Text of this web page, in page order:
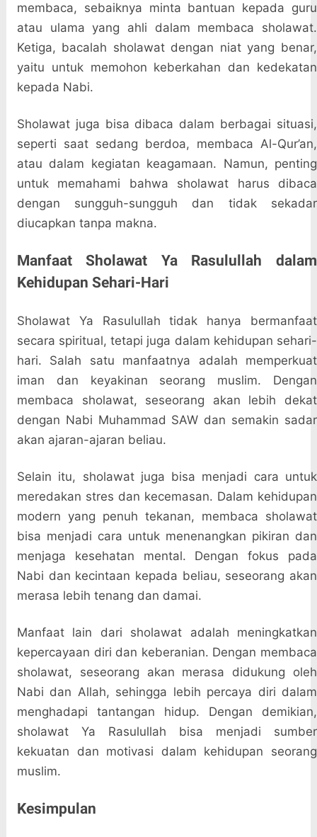
membaca, sebaiknya minta bantuan kepada guru
atau ulama yang ahli dalam membaca sholawat.
Ketiga, bacalah sholawat dengan niat yang benar,
yaitu untuk memohon keberkahan dan kedekatan
kepada Nabi.
Sholawat juga bisa dibaca dalam berbagai situasi,
seperti saat sedang berdoa, membaca Al-Qur’an,
atau dalam kegiatan keagamaan. Namun, penting
untuk memahami bahwa sholawat harus dibaca
dengan sungguh-sungguh dan tidak sekadar
diucapkan tanpa makna.
Manfaat Sholawat Ya Rasulullah dalam
Kehidupan Sehari-Hari
Sholawat Ya Rasulullah tidak hanya bermanfaat
secara spiritual, tetapi juga dalam kehidupan sehari-
hari. Salah satu manfaatnya adalah memperkuat
iman dan keyakinan seorang muslim. Dengan
membaca sholawat, seseorang akan lebih dekat
dengan Nabi Muhammad SAW dan semakin sadar
akan ajaran-ajaran beliau.
Selain itu, sholawat juga bisa menjadi cara untuk
meredakan stres dan kecemasan. Dalam kehidupan
modern yang penuh tekanan, membaca sholawat
bisa menjadi cara untuk menenangkan pikiran dan
menjaga kesehatan mental. Dengan fokus pada
Nabi dan kecintaan kepada beliau, seseorang akan
merasa lebih tenang dan damai.
Manfaat lain dari sholawat adalah meningkatkan
kepercayaan diri dan keberanian. Dengan membaca
sholawat, seseorang akan merasa didukung oleh
Nabi dan Allah, sehingga lebih percaya diri dalam
menghadapi tantangan hidup. Dengan demikian,
sholawat Ya Rasulullah bisa menjadi sumber
kekuatan dan motivasi dalam kehidupan seorang
muslim.
Kesimpulan